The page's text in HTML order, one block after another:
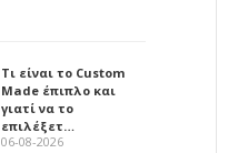
Τι είναι το Custom
Made έπιπλο και
γιατί να το
επιλέξετ…
06-08-2026